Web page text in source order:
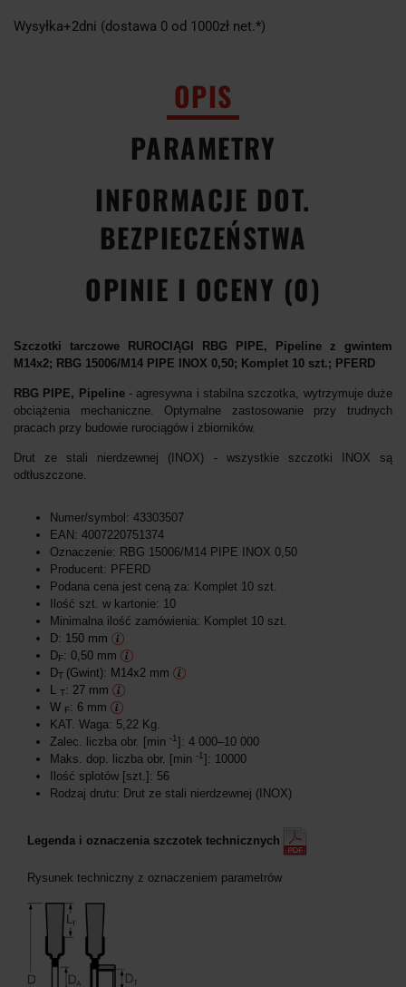
Wysyłka+2dni (dostawa 0 od 1000zł net.*)
OPIS
PARAMETRY
INFORMACJE DOT.
BEZPIECZEŃSTWA
OPINIE I OCENY (0)
Szczotki tarczowe RUROCIĄGI RBG PIPE, Pipeline z gwintem
M14x2; RBG 15006/M14 PIPE INOX 0,50; Komplet 10 szt.; PFERD
RBG PIPE, Pipeline- agresywna i stabilna szczotka, wytrzymuje duże
obciążenia mechaniczne. Optymalne zastosowanie przy trudnych
pracach przy budowie rurociągów i zbiorników.
Drut ze stali nierdzewnej (INOX) - wszystkie szczotki INOX są
odtłuszczone.
Numer/symbol: 43303507
EAN: 4007220751374
Oznaczenie: RBG 15006/M14 PIPE INOX 0,50
Producent: PFERD
Podana cena jest ceną za: Komplet 10 szt.
Ilość szt. w kartonie: 10
Minimalna ilość zamówienia: Komplet 10 szt.
D: 150 mm
DF: 0,50 mm
DT (Gwint): M14x2 mm
L
T: 27 mm
W F: 6 mm
KAT. Waga: 5,22 Kg.
Zalec. liczba obr. [min -1]: 4 000–10 000
Maks. dop. liczba obr. [min -1]: 10000
Ilość splotów [szt.]: 56
Rodzaj drutu: Drut ze stali nierdzewnej (INOX)
Legenda i oznaczenia szczotek technicznych
Rysunek techniczny z oznaczeniem parametrów